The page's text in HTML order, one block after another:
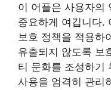
이 어플은 사용자의
중요하게 여깁니다.
보호 정책을 적용하
유출되지 않도록 보
티 문화를 조성하기
사용을 엄격히 관리